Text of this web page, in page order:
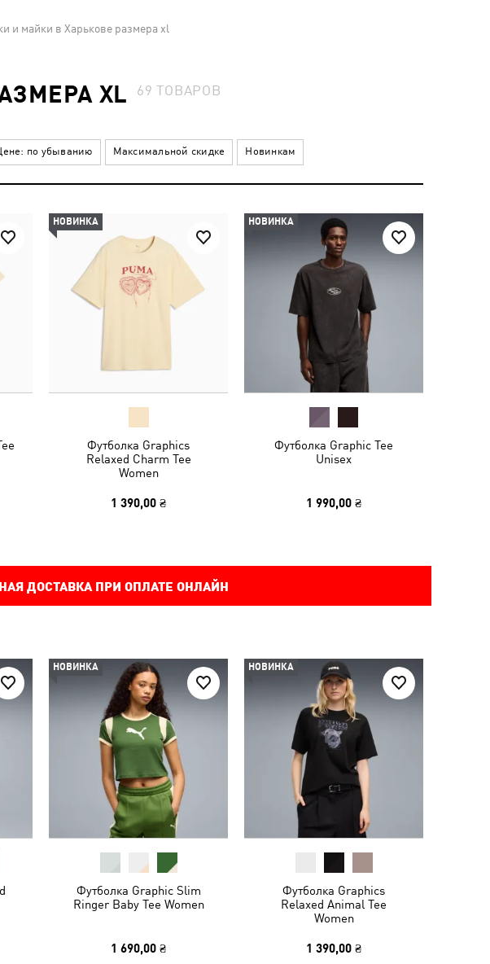
и майки в Харькове размера xl
XL 69ТОВАРОВ
по убыванию Максимальной скидке Новинкам
НОВИНКА
Футболка Graphics
Relaxed Charm Tee
Women
1 390,00 ₴
НОВИНКА
Футболка Graphic Tee
Unisex
1 990,00 ₴
ДОСТАВКА ПРИ ОПЛАТЕ ОНЛАЙН
НОВИНКА
Футболка Graphic Slim
Ringer Baby Tee Women
1 690,00 ₴
НОВИНКА
Футболка Graphics
Relaxed Animal Tee
Women
1 390,00 ₴